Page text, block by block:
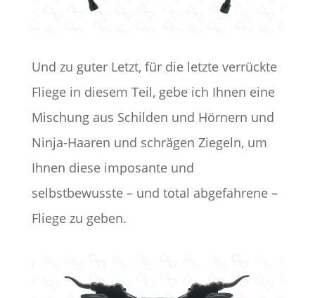
Und zu guter Letzt, für die letzte verrückte
Fliege in diesem Teil, gebe ich Ihnen eine
Mischung aus Schilden und Hörnern und
Ninja-Haaren und schrägen Ziegeln, um
Ihnen diese imposante und
selbstbewusste – und total abgefahrene –
Fliege zu geben.